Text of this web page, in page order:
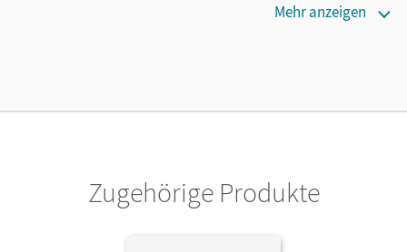
Unterrichtsmanager 90 Tage lang zu testen.
Mehr anzeigen
Zugehörige Produkte